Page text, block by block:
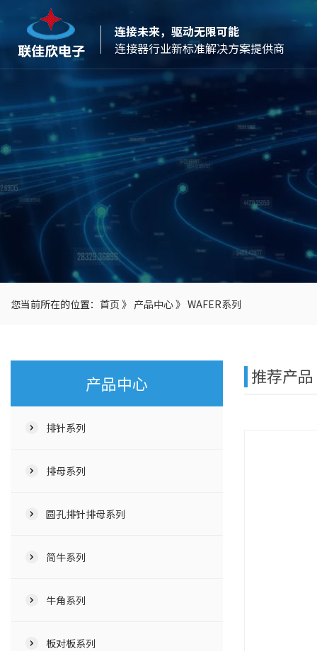
连接未来，驱动无限可能
连接器行业新标准解决方案提供商
您当前所在的位置： 首页 》 产品中心》 WAFER系列
产品中心
排针系列
排母系列
圆孔排针排母系列
简牛系列
牛角系列
板对板系列
推荐产品